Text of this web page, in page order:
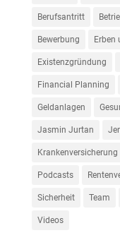
Berufsantritt
Bewerbung Erben
Existenzgründung
Financial Planning
Geldanlagen
Jasmin Jurtan
Krankenversicherung
Podcasts
Sicherheit Team
Videos